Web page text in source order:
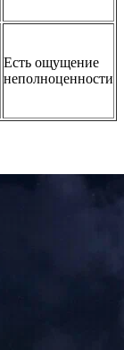
Есть ощущение
неполноценности